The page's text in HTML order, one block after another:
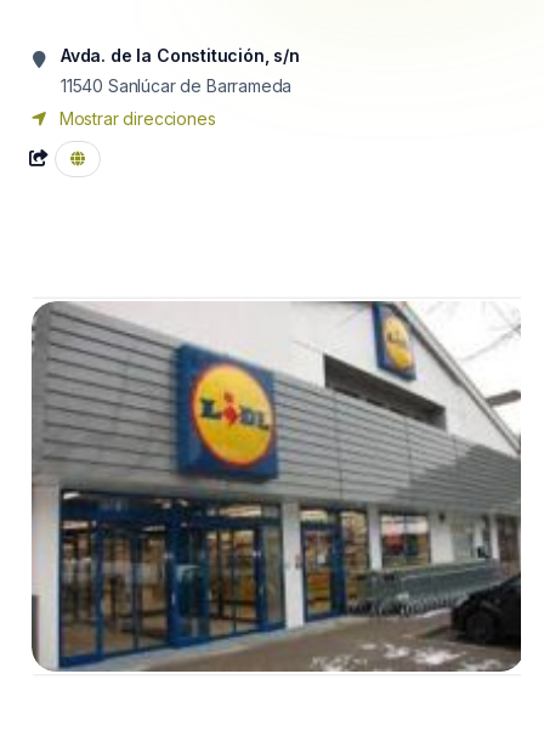
Avda. de la Constitución, s/n
11540 Sanlúcar de Barrameda
Mostrar direcciones